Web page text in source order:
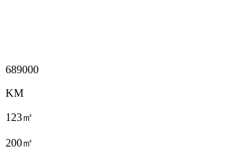
689000
KM
123㎡
200㎡